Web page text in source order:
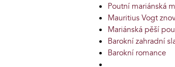
Poutní mariánská
Mauritius Vogt
Mariánská pěší
Barokní zahradní
Barokní romance